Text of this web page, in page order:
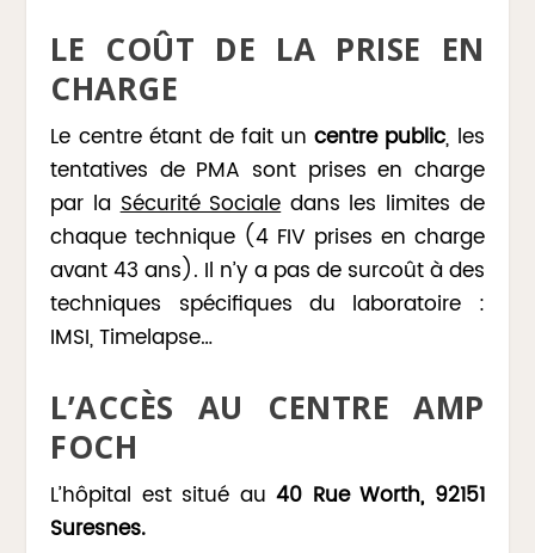
LE COÛT DE LA PRISE EN
CHARGE
Le centre étant de fait uncentre public, les
tentatives de PMA sont prises en charge
par laSécurité Socialedans les limites de
chaque technique (4 FIV prises en charge
avant 43 ans). Il n’y a pas de surcoût à des
techniques spécifiques du laboratoire :
IMSI, Timelapse…
L’ACCÈS AU CENTRE AMP
FOCH
L’hôpital est situé au40 Rue Worth, 92151
Suresnes.